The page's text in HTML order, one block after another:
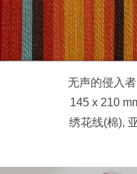
无声的侵入
145 x 210
绣花线(棉),